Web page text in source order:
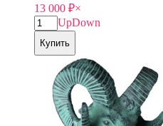
13 000 ₽×
UpDown
Купить